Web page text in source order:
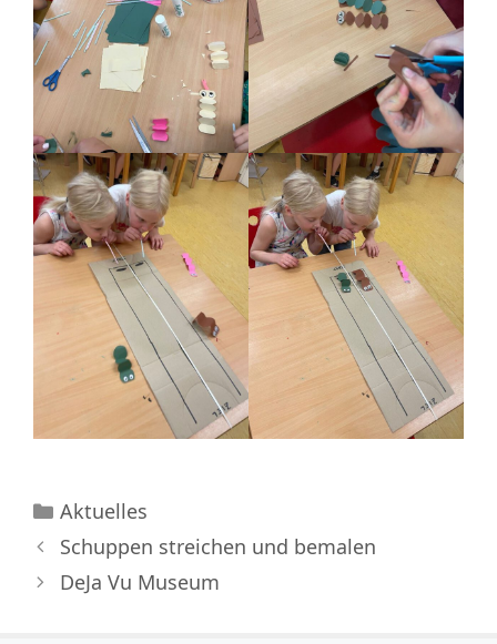
Kategorien
Aktuelles
Schuppen streichen und bemalen
DeJa Vu Museum